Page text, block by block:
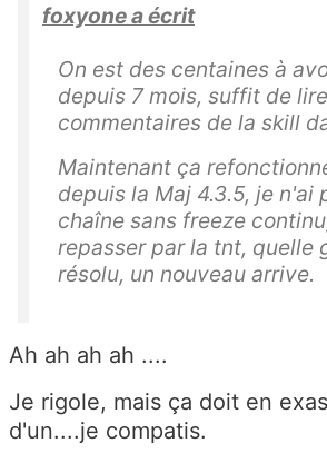
foxyone a écrit
On est des centaines à
depuis 7 mois, suffit de
commentaires de la skill
Maintenant ça
depuis la Maj 4.3.5, je n'ai
chaîne sans freeze
repasser par la tnt, quelle
résolu, un nouveau arrive.
Ah ah ah ah ....
Je rigole, mais ça doit en
d'un....je compatis.